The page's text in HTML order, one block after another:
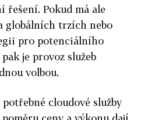
řešení. Pokud má ale
globálních trzích nebo
pro potenciálního
je provoz služeb
volbou.
cloudové služby